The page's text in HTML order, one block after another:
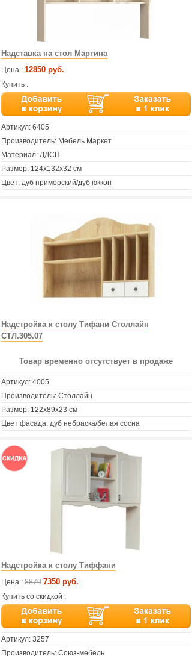
Надставка на стол Мартина
Цена : 12850 руб.
Купить :
Артикул: 6405
Производитель: Мебель Маркет
Материал: ЛДСП
Размер: 124х132х32 см
Цвет: дуб приморский/дуб юккон
Надстройка к столу Тифани Столлайн
СТЛ.305.07
Товар временно отсутствует в продаже
Артикул: 4005
Производитель: Столлайн
Размер: 122х89х23 см
Цвет фасада: дуб небраска/белая сосна
Надстройка к столу Тиффани
Цена : 8870 7350 руб.
Купить со скидкой :
Артикул: 3257
Производитель: Союз-мебель